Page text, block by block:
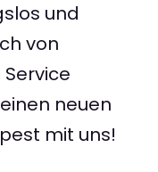
und
von
neuen
mit uns!